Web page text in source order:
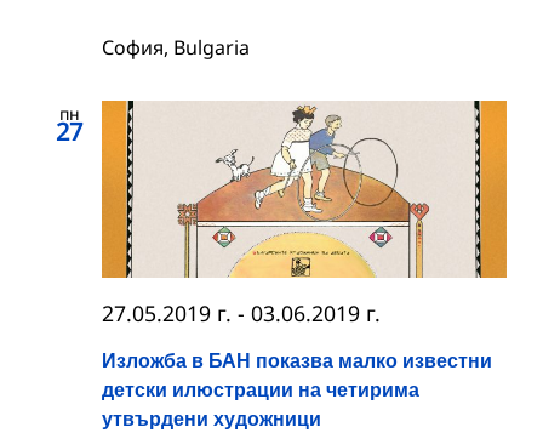
София, Bulgaria
пн
27
Изложба в БАН показва малко известни
детски илюстрации на четирима
утвърдени художници
27.05.2019 г. - 03.06.2019 г.